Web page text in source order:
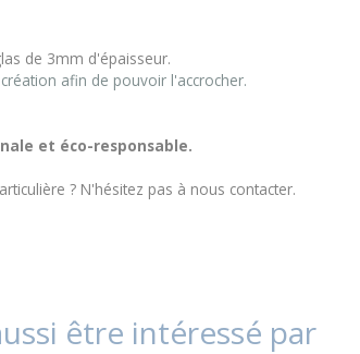
de 3mm d'épaisseur.
afin de pouvoir l'accrocher.
et éco-responsable.
? N'hésitez pas à nous contacter.
être intéressé par